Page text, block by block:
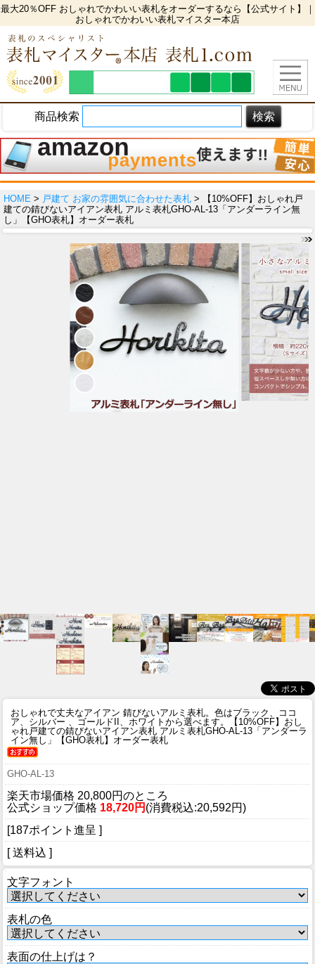
最大20％OFF おしゃれでかわいい表札をオーダーするなら【公式サイト】｜
おしゃれでかわいい表札マイスター本店
商品検索
HOME > 戸建て お家の雰囲気に合わせた表札 > 【10%OFF】おしゃれ戸
建ての錆びないアイアン表札 アルミ表札GHO-AL-13「アンダーライン無
し」【GHO表札】オーダー表札
おしゃれで丈夫なアイアン 錆びないアルミ表札。色はブラック、ココ
ア、シルバー 、ゴールドII、ホワイトから選べます。
【10%OFF】おし
ゃれ戸建ての錆びないアイアン表札 アルミ表札GHO-AL-13「アンダーラ
イン無し」【GHO表札】オーダー表札
GHO-AL-13
楽天市場価格 20,800円のところ
公式ショップ価格 18,720円 (消費税込:20,592円)
[187ポイント進呈 ]
[ 送料込 ]
文字フォント
表札の色
表面の仕上げは？